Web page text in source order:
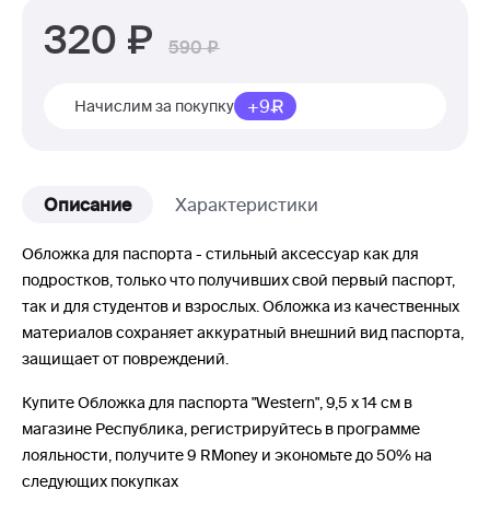
320 590
Начислим за покупку +9
Описание Характеристики
Обложка для паспорта - стильный аксессуар как для
подростков, только что получивших свой первый паспорт,
так и для студентов и взрослых. Обложка из качественных
материалов сохраняет аккуратный внешний вид паспорта,
защищает от повреждений.
Купите Обложка для паспорта "Western", 9,5 х 14 см в
магазине Республика, регистрируйтесь в программе
лояльности, получите 9 RMoney и экономьте до 50% на
следующих покупках